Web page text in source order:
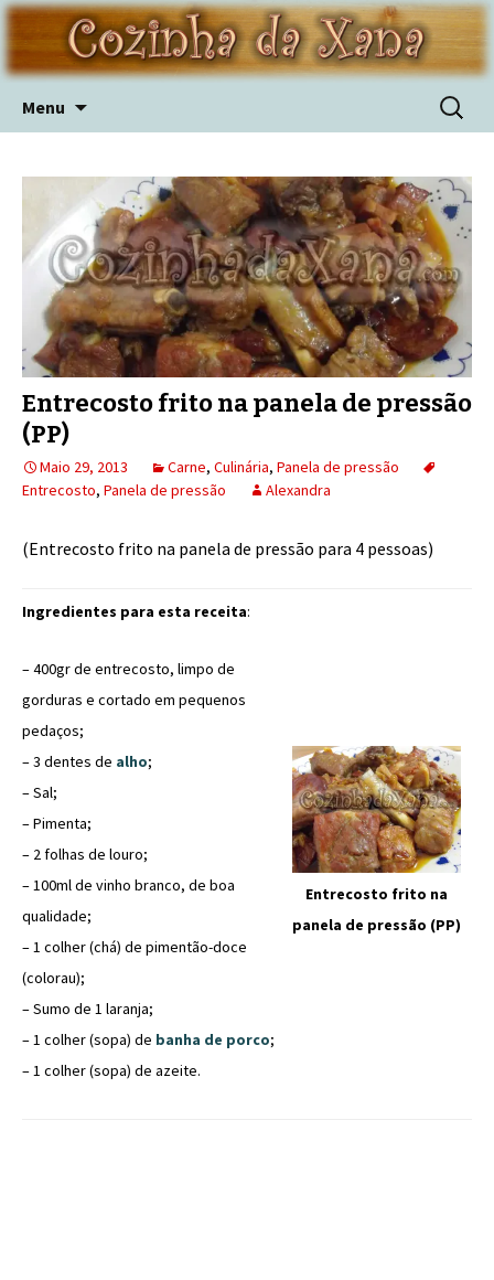
Menu
por:
Entrecosto frito na panela de pressão
(PP)
Maio 29, 2013 Carne, Culinária, Panela de pressão
Entrecosto, Panela de pressão Alexandra
(Entrecosto frito na panela de pressão para 4 pessoas)
Ingredientes para esta receita:
– 400gr de entrecosto, limpo de
gorduras e cortado em pequenos
pedaços;
– 3 dentes de alho;
– Sal;
– Pimenta;
– 2 folhas de louro;
– 100ml de vinho branco, de boa
qualidade;
– 1 colher (chá) de pimentão-doce
(colorau);
– Sumo de 1 laranja;
– 1 colher (sopa) de banha de porco;
– 1 colher (sopa) de azeite.
Entrecosto frito na
panela de pressão (PP)